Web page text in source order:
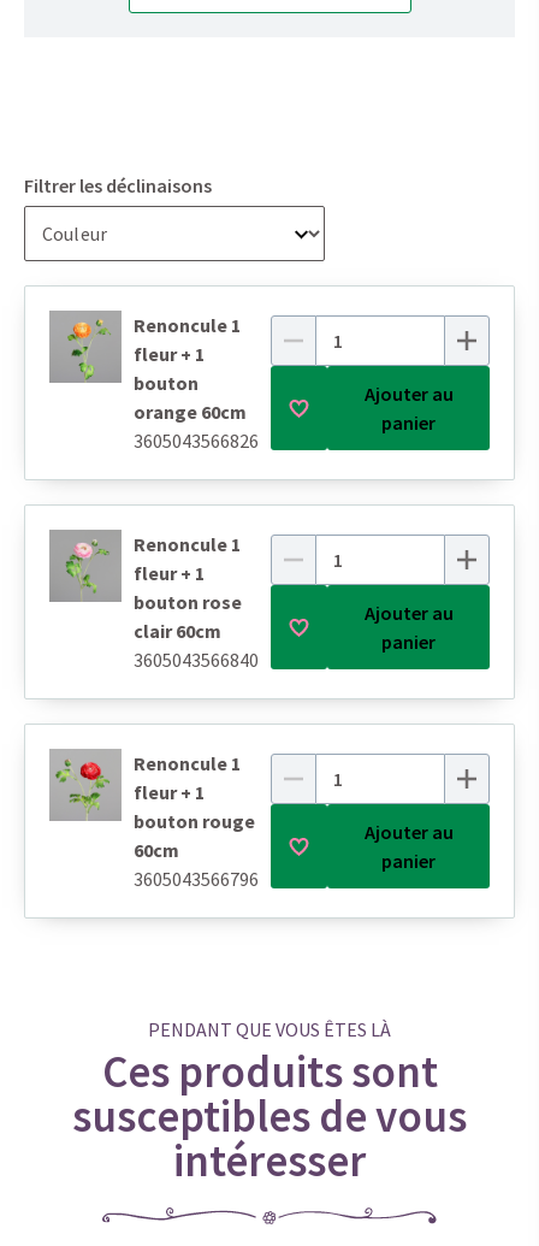
Filtrer les déclinaisons
Renoncule 1
fleur + 1
bouton
orange 60cm
3605043566826
Ajouter au
panier
Renoncule 1
fleur + 1
bouton rose
clair 60cm
3605043566840
Ajouter au
panier
Renoncule 1
fleur + 1
bouton rouge
60cm
3605043566796
Ajouter au
panier
PENDANT QUE VOUS ÊTES LÀ
Ces produits sont
susceptibles de vous
intéresser